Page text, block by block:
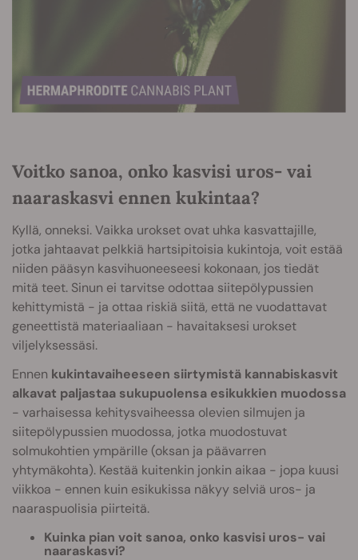
Voitko sanoa, onko kasvisi uros- vai
naaraskasvi ennen kukintaa?
Kyllä, onneksi. Vaikka urokset ovat uhka kasvattajille,
jotka jahtaavat pelkkiä hartsipitoisia kukintoja, voit estää
niiden pääsyn kasvihuoneeseesi kokonaan, jos tiedät
mitä teet. Sinun ei tarvitse odottaa siitepölypussien
kehittymistä - ja ottaa riskiä siitä, että ne vuodattavat
geneettistä materiaaliaan - havaitaksesi urokset
viljelyksessäsi.
Ennen kukintavaiheeseen siirtymistä kannabiskasvit
alkavat paljastaa sukupuolensa esikukkien muodossa
- varhaisessa kehitysvaiheessa olevien silmujen ja
siitepölypussien muodossa, jotka muodostuvat
solmukohtien ympärille (oksan ja päävarren
yhtymäkohta). Kestää kuitenkin jonkin aikaa - jopa kuusi
viikkoa - ennen kuin esikukissa näkyy selviä uros- ja
naaraspuolisia piirteitä.
Kuinka pian voit sanoa, onko kasvisi uros- vai
naaraskasvi?